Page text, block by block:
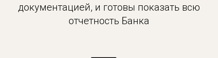
документацией, и готовы показать всю
отчетность Банка